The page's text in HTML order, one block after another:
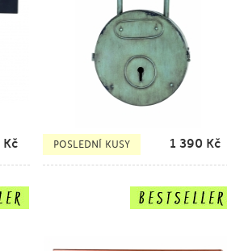
Kč POSLEDNÍ KUSY 1 390 Kč